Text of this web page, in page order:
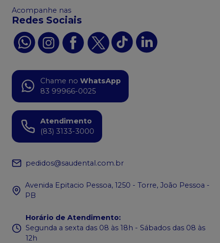
Acompanhe nas
Redes Sociais
Chame no WhatsApp
83 99966-0025
Atendimento
(83) 3133-3000
pedidos@saudental.com.br
Avenida Epitacio Pessoa, 1250 - Torre, João Pessoa -
PB
Horário de Atendimento:
Segunda a sexta das 08 às 18h - Sábados das 08 às
12h